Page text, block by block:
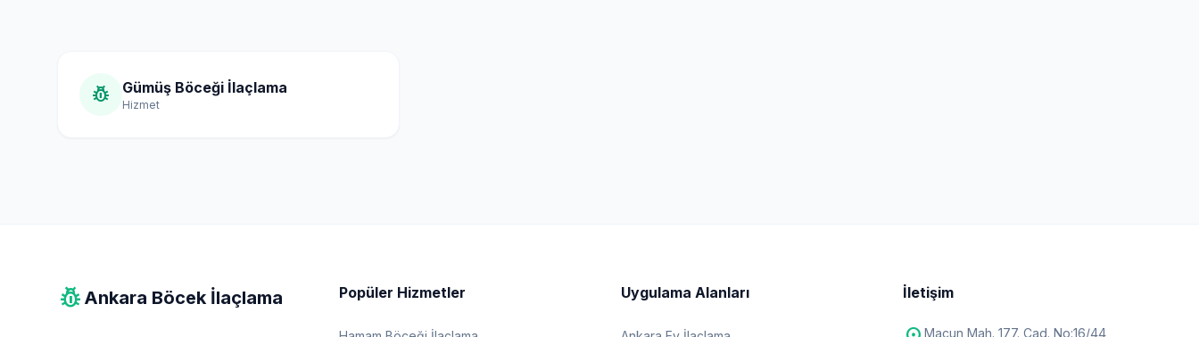
pest_control Gümüş Böceği İlaçlama
Hizmet
pest_control Ankara Böcek İlaçlama Popüler Hizmetler Uygulama Alanları İletişim
Macun Mah. 177. Cad. No:16/44